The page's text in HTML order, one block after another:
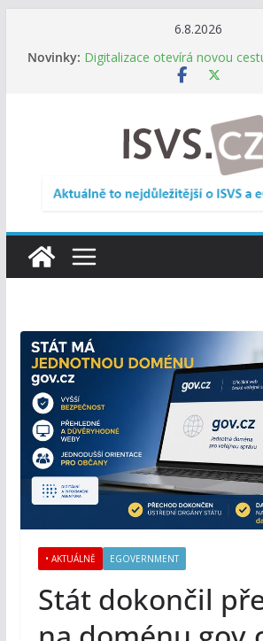
6.8.2026
Novinky: Digitalizace otevírá novou
nemusí zanikat, mohou více
DIA: Informační systém
(ISDŘ) je od července v plném
RVIS – Výbor pro architekturu a
zveřejnil materiály z nového
Informace o obcích vždy po
• AKTUÁLNĚ EGOVERNMENT
Stát dokončil